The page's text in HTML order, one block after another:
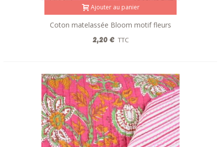
Ajouter au panier
Coton matelassée Bloom motif fleurs
Indienne rose
2,20 € TTC